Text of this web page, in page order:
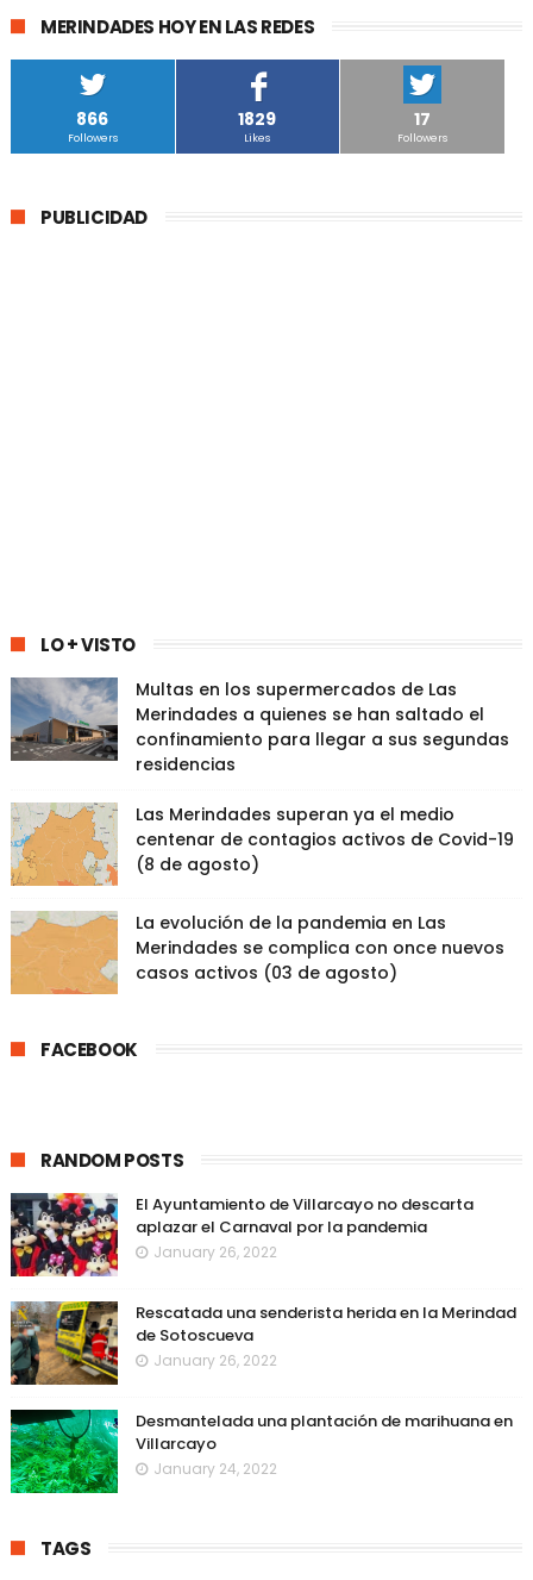
MERINDADES HOY EN LAS REDES
866
Followers
1829
Likes
17
Followers
PUBLICIDAD
LO + VISTO
Multas en los supermercados de Las
Merindades a quienes se han saltado el
confinamiento para llegar a sus segundas
residencias
Las Merindades superan ya el medio
centenar de contagios activos de Covid-19
(8 de agosto)
La evolución de la pandemia en Las
Merindades se complica con once nuevos
casos activos (03 de agosto)
FACEBOOK
RANDOM POSTS
El Ayuntamiento de Villarcayo no descarta
aplazar el Carnaval por la pandemia
January 26, 2022
Rescatada una senderista herida en la Merindad
de Sotoscueva
January 26, 2022
Desmantelada una plantación de marihuana en
Villarcayo
January 24, 2022
TAGS